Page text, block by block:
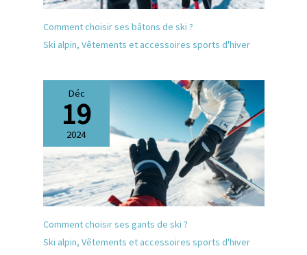
pour un rendez-vous ou pour
aller au bureau : cette veste
homme est toujours le choix
cadeau pour vos proches.
Comment choisir ses bâtons de ski ?
Ski alpin, Vêtements et accessoires sports d'hiver
Déc
19
2024
Comment choisir ses gants de ski ?
Ski alpin, Vêtements et accessoires sports d'hiver